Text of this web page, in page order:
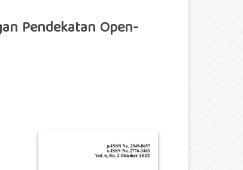
Pendekatan Open-